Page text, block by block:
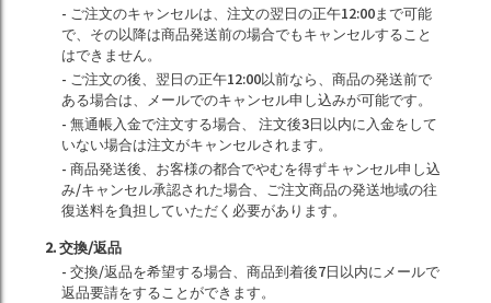
- ご注文のキャンセルは、注文の翌日の正午12:00まで可能
で、その以降は商品発送前の場合でもキャンセルすること
はできません。
- ご注文の後、翌日の正午12:00以前なら、商品の発送前で
ある場合は、メールでのキャンセル申し込みが可能です。
- 無通帳入金で注文する場合、 注文後3日以内に入金をして
いない場合は注文がキャンセルされます。
- 商品発送後、お客様の都合でやむを得ずキャンセル申し込
み/キャンセル承認された場合、ご注文商品の発送地域の往
復送料を負担していただく必要があります。
2. 交換/返品
- 交換/返品を希望する場合、商品到着後7日以内にメールで
返品要請をすることができます。